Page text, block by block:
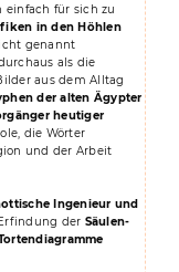
einfach für sich zu
in den Höhlen
genannt
als die
aus dem Alltag
der alten Ägypter
heutiger
die Wörter
und der Arbeit
Ingenieur und
der Säulen-